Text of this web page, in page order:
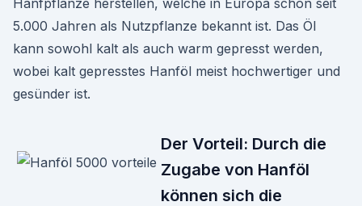
Hanfpflanze herstellen, welche in Europa schon seit
5.000 Jahren als Nutzpflanze bekannt ist. Das Öl
kann sowohl kalt als auch warm gepresst werden,
wobei kalt gepresstes Hanföl meist hochwertiger und
gesünder ist.
Der Vorteil: Durch die
Zugabe von Hanföl
können sich die